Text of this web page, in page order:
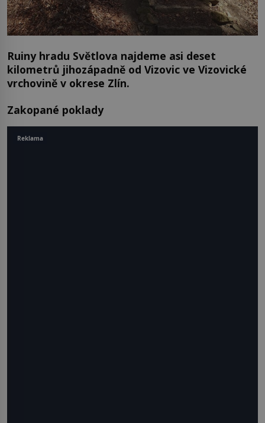
Ruiny hradu Světlova najdeme asi deset
kilometrů jihozápadně od Vizovic ve Vizovické
vrchovině v okrese Zlín.
Zakopané poklady
Reklama